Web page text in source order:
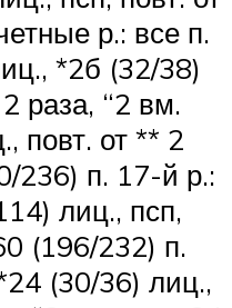
р.: все п.
*2б (32/38)
раза, “2 вм.
повт. от ** 2
236) п. 17-й р.:
лиц., псп,
(196/232) п.
(30/36) лиц.,